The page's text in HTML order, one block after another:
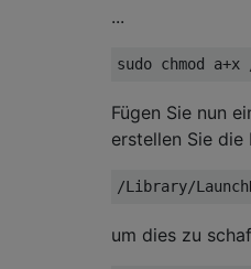
...
Fügen Sie nun
erstellen Sie die
um dies zu